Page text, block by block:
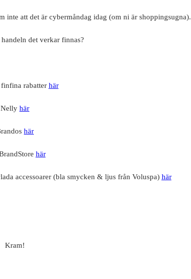
att det är cybermåndag idag (om ni är shoppingsugna).
det verkar finnas?
rabatter här
Nelly här
här
här
accessoarer (bla smycken & ljus från Voluspa) här
Kram!